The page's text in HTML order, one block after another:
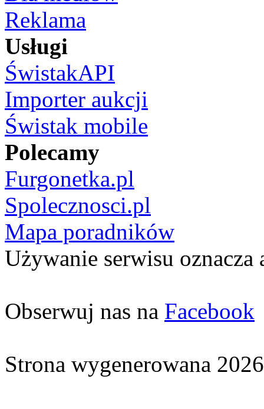
Reklama
Usługi
ŚwistakAPI
Importer aukcji
Świstak mobile
Polecamy
Furgonetka.pl
Spolecznosci.pl
Mapa poradników
Używanie serwisu oznacza
Obserwuj nas na Facebook
Strona wygenerowana